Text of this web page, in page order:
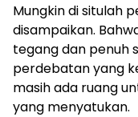
Mungkin di situlah
disampaikan.
tegang dan penuh
perdebatan yang
masih ada ruang
yang menyatukan.